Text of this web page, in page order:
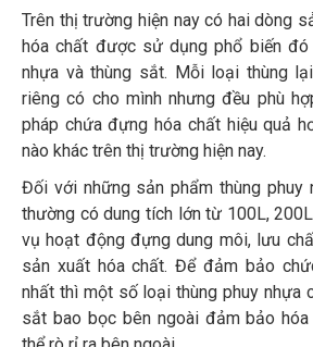
Trên thị trường hiện nay có hai dòng
hóa chất được sử dụng phổ biến đó
nhựa và thùng sắt. Mỗi loại thùng
riêng có cho mình nhưng đều phù
pháp chứa đựng hóa chất hiệu quả
nào khác trên thị trường hiện nay.
Đối với những sản phẩm thùng phuy
thường có dung tích lớn từ 100L,
vụ hoạt động đựng dung môi, lưu
sản xuất hóa chất. Để đảm bảo
nhất thì một số loại thùng phuy nhựa
sắt bao bọc bên ngoài đảm bảo